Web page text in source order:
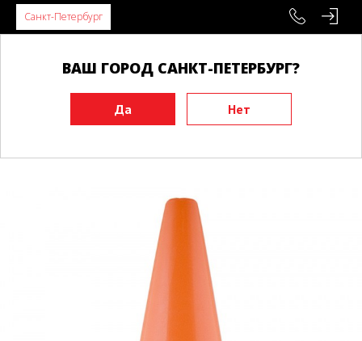
Санкт-Петербург
ВАШ ГОРОД САНКТ-ПЕТЕРБУРГ?
Инвентарь
Функциональные тренажеры